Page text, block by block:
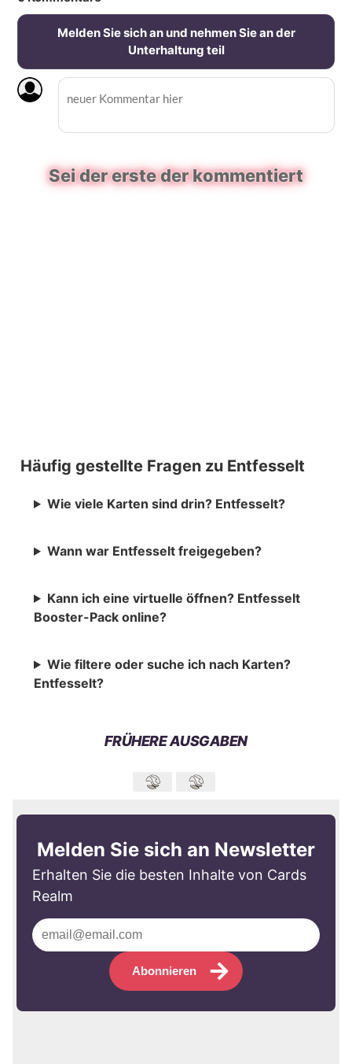
Melden Sie sich an und nehmen Sie an der
Unterhaltung teil
Sei der erste der kommentiert
Häufig gestellte Fragen zu Entfesselt
Wie viele Karten sind drin? Entfesselt?
Wann war Entfesselt freigegeben?
Kann ich eine virtuelle öffnen? Entfesselt
Booster-Pack online?
Wie filtere oder suche ich nach Karten?
Entfesselt?
FRÜHERE AUSGABEN
Melden Sie sich an Newsletter
Erhalten Sie die besten Inhalte von Cards
Realm
Abonnieren